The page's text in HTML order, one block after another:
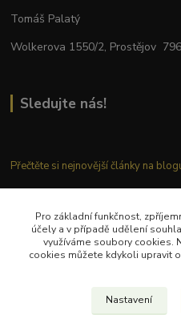
Tomáš Palatý
Wolkerova 1550/2, Prostějov
Sledujte nás!
Přečtěte si nejnovější články na
Kontaktujte nás
Tel.: + 420 777 282 683
Pro základní funkčnost,
účely a v případě udělení
využíváme soubory cookies.
cookies můžete kdykoli upravit
Nastavení